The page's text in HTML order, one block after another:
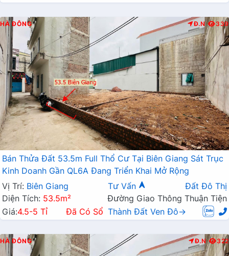
HÀ ĐÔNG Đ.N 339
Bán Thửa Đất 53.5m Full Thổ Cư Tại Biên Giang Sát Trục
Kinh Doanh Gần QL6A Đang Triển Khai Mở Rộng
Vị Trí: Biên Giang Tư Vấn
Đất Đô Thị
Diện Tích: 53.5m²
Đường Giao Thông Thuận Tiện
Giá:4.5-5 Tỉ Đã Có Sổ Thành Đất Ven Đô→
HÀ ĐÔNG Đ.N 322